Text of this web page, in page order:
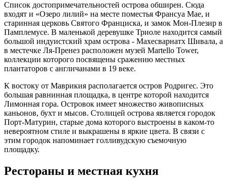
Список достопримечательностей острова обширен. Сюда
входят и «Озеро лилий» на месте поместья Франсуа Мае, и
старинная церковь Святого Франциска, и замок Мон-Плезир в
Памплемусе. В маленькой деревушке Триоле находится самый
большой индуистский храм острова - Махесварнатх Шивала, а
в местечке Ля-Пренез расположен музей Martello Tower,
коллекции которого посвящены сражению местных
плантаторов с англичанами в 19 веке.
К востоку от Маврикия располагается остров Родригес. Это
большая равнинная площадка, в центре которой находится
Лимонная гора. Островок имеет множество живописных
каньонов, бухт и мысов. Столицей острова является городок
Порт-Матурин, старые дома которого выстроены в каком-то
невероятном стиле и выкрашены в яркие цвета. В связи с
этим городок напоминает голливудскую съемочную
площадку.
Рестораны и местная кухня